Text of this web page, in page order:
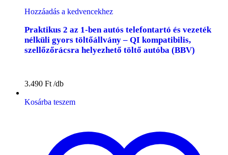
Hozzáadás a kedvencekhez
Praktikus 2 az 1-ben autós telefontartó és vezeték
nélküli gyors töltőállvány – QI kompatibilis,
szellőzőrácsra helyezhető töltő autóba (BBV)
3.490 Ft
Kosárba teszem